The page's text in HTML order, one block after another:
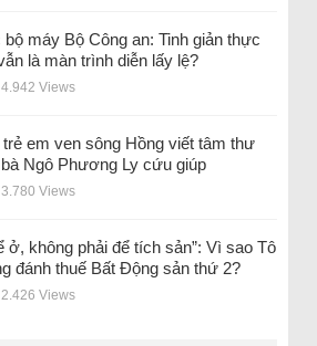
bộ máy Bộ Công an: Tinh giản thực
là màn trình diễn lấy lệ?
Views
trẻ em ven sông Hồng viết tâm thư
Ngô Phương Ly cứu giúp
Views
ở, không phải để tích sản”: Vì sao Tô
đánh thuế Bất Động sản thứ 2?
Views